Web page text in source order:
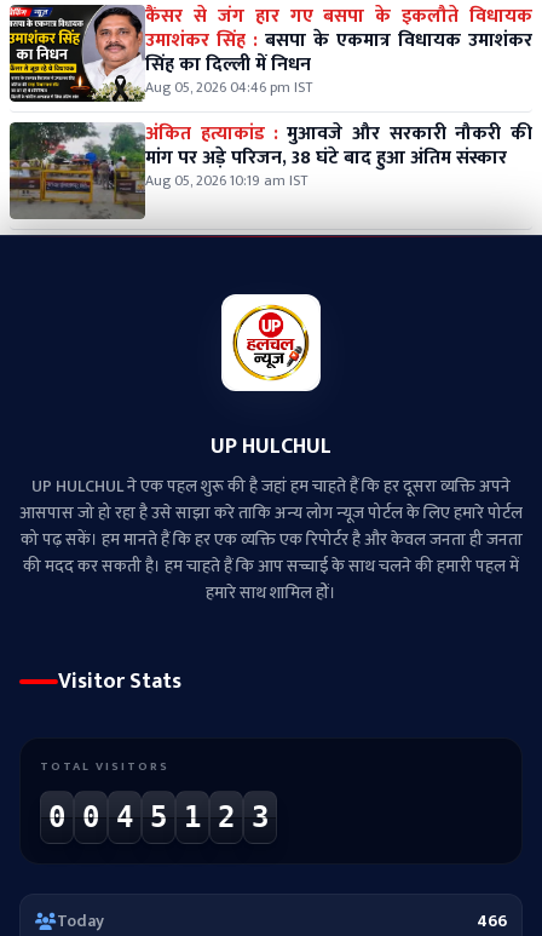
कैंसर से जंग हार गए बसपा के इकलौते विधायक
उमाशंकर सिंह : बसपा के एकमात्र विधायक उमाशंकर
सिंह का दिल्ली में निधन
Aug 05, 2026 04:46 pm IST
अंकित हत्याकांड : मुआवजे और सरकारी नौकरी की
मांग पर अड़े परिजन, 38 घंटे बाद हुआ अंतिम संस्कार
Aug 05, 2026 10:19 am IST
UP HULCHUL
UP HULCHUL ने एक पहल शुरू की है जहां हम चाहते हैं कि हर दूसरा व्‍यक्ति अपने
आसपास जो हो रहा है उसे साझा करे ताकि अन्‍य लोग न्‍यूज पोर्टल के लिए हमारे पोर्टल
को पढ़ सकें। हम मानते हैं कि हर एक व्यक्ति एक रिपोर्टर है और केवल जनता ही जनता
की मदद कर सकती है। हम चाहते हैं कि आप सच्चाई के साथ चलने की हमारी पहल में
हमारे साथ शामिल हों।
Visitor Stats
TOTAL VISITORS
0 0 4 5 1 2 3
Today 466